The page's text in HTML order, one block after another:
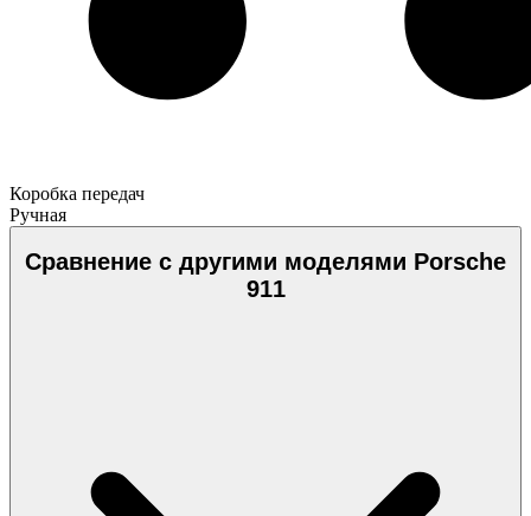
Коробка передач
Ручная
Сравнение с другими моделями Porsche
911